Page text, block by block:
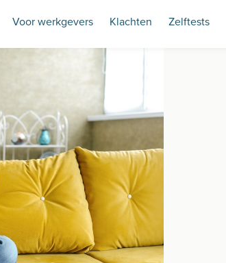
Voor werkgevers Klachten Zelftests